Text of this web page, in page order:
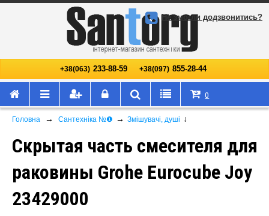
+38(063) 233-88-59 +38(097) 855-28-44
Не змогли додзвонитись?
0
Головна → Сантехніка №❶ → Змішувачі, душі ↓
Скрытая часть смесителя для
раковины Grohe Eurocube Joy
23429000